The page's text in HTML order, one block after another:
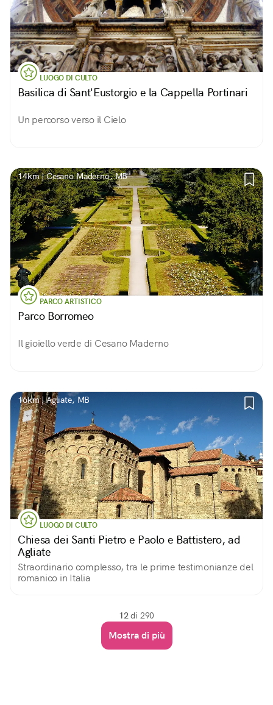
LUOGO DI CULTO
Basilica di Sant'Eustorgio e la Cappella Portinari
Un percorso verso il Cielo
14km | Cesano Maderno, MB
PARCO ARTISTICO
Parco Borromeo
Il gioiello verde di Cesano Maderno
16km | Agliate, MB
LUOGO DI CULTO
Chiesa dei Santi Pietro e Paolo e Battistero, ad
Agliate
Straordinario complesso, tra le prime testimonianze del
romanico in Italia
12di 290
Mostra di più